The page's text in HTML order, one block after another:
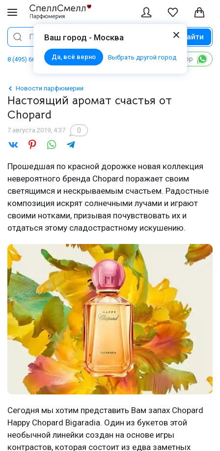
Ваш город - Москва
Да, всё верно Выбрать другой город
Поиск Найти
8 (495) 668 06 02 Написать в WhatsApp
Новости парфюмерии
Настоящий аромат счастья от
Chopard
7 августа 2019, 4:37 0
Прошедшая по красной дорожке новая коллекция
невероятного бренда Chopard поражает своим
светящимся и нескрываемым счастьем. Радостные
композиция искрят солнечными лучами и играют
своими нотками, призывая почувствовать их и
отдаться этому сладострастному искушению.
Сегодня мы хотим представить Вам запах Chopard
Happy Chopard Bigaradia. Один из букетов этой
необычной линейки создан на основе игры
контрастов, которая состоит из едва заметных